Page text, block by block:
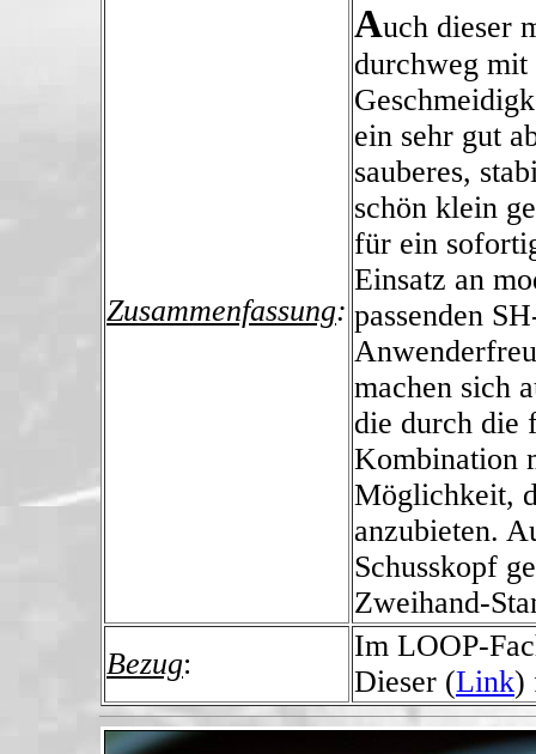
Zusammenfassung:
Auch dieser
durchweg mit
ein sehr gut
sauberes,
schön klein
für ein
Einsatz an
passenden
machen sich
die durch die
Kombination
Möglichkeit,
anzubieten.
Schusskopf
Zweihand-
Bezug:
Im LOOP-
Dieser (Link)